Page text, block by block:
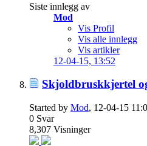
Siste innlegg av
Mod
Vis Profil
Vis alle innlegg
Vis artikler
12-04-15, 13:52
Skjoldbruskkjertel
Started by Mod, 12-04-15
0 Svar
8,307 Visninger